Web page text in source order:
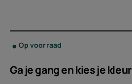
Op voorraad
Ga je gang en kies jekleur